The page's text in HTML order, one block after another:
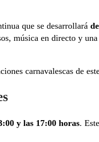
que se desarrollará
música en directo y
carnavalescas de
y las 17:00 horas.